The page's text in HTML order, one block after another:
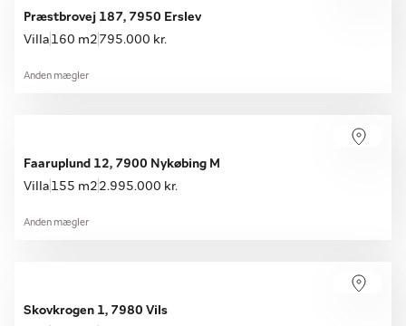
Præstbrovej 187, 7950 Erslev
Villa 160 m2 795.000 kr.
Anden mægler
Faaruplund 12, 7900 Nykøbing M
Villa 155 m2 2.995.000 kr.
Anden mægler
Skovkrogen 1, 7980 Vils